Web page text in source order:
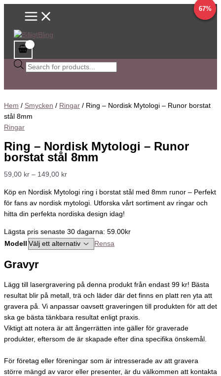
HoppaMain
Sök
efter
Hem / Smycken / Ringar / Ring – Nordisk Mytologi – Runor borstat
stål 8mm
Ringar
Ring – Nordisk Mytologi – Runor
borstat stål 8mm
59,00 kr – 149,00 kr
Prisintervall:
Köp en Nordisk Mytologi ring i borstat stål med 8mm runor – Perfekt
för fans av nordisk mytologi. Utforska vårt sortiment av ringar och
hitta din perfekta nordiska design idag!
Lägsta pris senaste 30 dagarna: 59.00kr
Modell
Rensa
Gravyr
Lägg till lasergravering på denna produkt från endast 99 kr! Bästa
resultat blir på metall, trä och läder där det finns en platt ren yta att
gravera på. Vi anpassar oavsett graveringen till produkten för att det
ska ge bästa tänkbara resultat enligt praxis.
Viktigt att notera är att ångerrätten inte gäller för graverade
produkter, eftersom de är skapade efter dina specifika önskemål.
För företag eller föreningar som är intresserade av att gravera
större mängd av varor eller presenter, är du välkommen att kontakta
Ring
Mytologi
Runor
borstat
8mm
mängd
Prisintervall:
Den
varianter.
alternativen
kan
9%
Det
var:
Det
75%
Det
var:
Det
67%
Det
var:
Det